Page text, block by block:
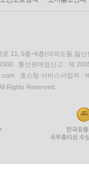
11, 5층~6층(여의도동,일신
통신판매업신고 : 제
호스팅 서비스사업자 :
Rights Reserved.